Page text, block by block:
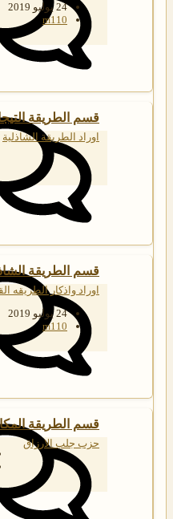
24 يوليو 2019
m110
قسم الطريقة
اوراد الطريقة الشاذلية
قسم الطريقة
اوراد واذكار الطريقه
24 يوليو 2019
m110
قسم الطريقة
حزب جلب الارزاق